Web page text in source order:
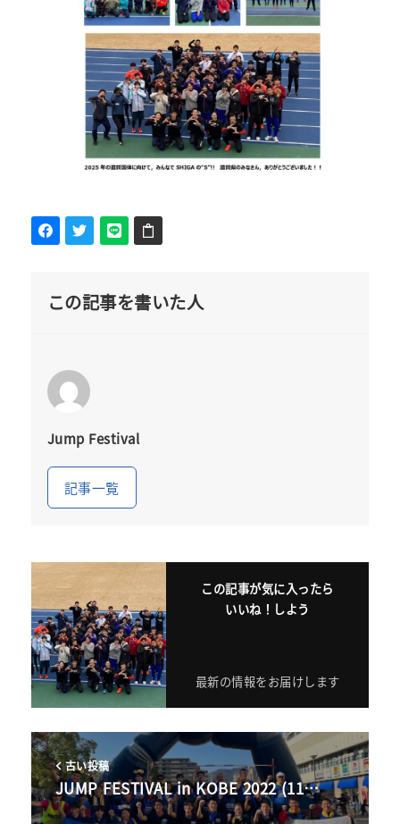
この記事を書いた人
Jump Festival
記事一覧
この記事が気に入ったら
いいね！しよう
最新の情報をお届けします
古い投稿
JUMP FESTIVAL in KOBE 2022 (11…